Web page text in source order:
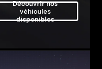
Découvrir nos
véhicules
disponibles